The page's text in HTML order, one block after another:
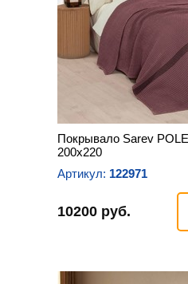
Покрывало Sarev
200х220
Артикул: 122971
10200 руб.